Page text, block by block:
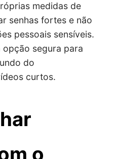
medidas de
senhas fortes e não
pessoais sensíveis.
opção segura para
do
curtos.
o